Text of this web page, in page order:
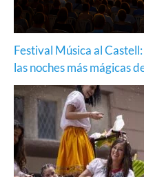
Festival Música al
las noches más mágicas